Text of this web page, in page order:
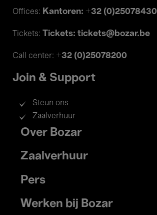
Offices: Kantoren: +32 (0)25078430
Tickets: Tickets: tickets@bozar.be
Call center: +32 (0)25078200
Join & Support
Steun ons
Zaalverhuur
Footer
menu
Over Bozar
Zaalverhuur
Pers
Werken bij Bozar